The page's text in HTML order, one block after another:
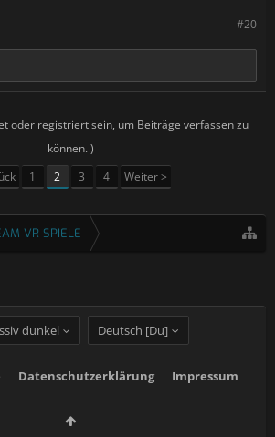
#20
oder registriert sein, um Beiträge verfassen zu
können. )
1 2 3 4 Weiter >
VR SPIELE
dunkel Deutsch [Du]
Datenschutzerklärung Impressum